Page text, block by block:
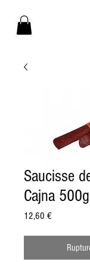
Saucisse
Cajna 500g
12,60 €Prix